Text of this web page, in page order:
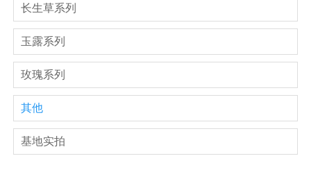
长生草系列
玉露系列
玫瑰系列
其他
基地实拍